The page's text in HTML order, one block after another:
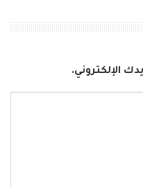
الإلكتروني.